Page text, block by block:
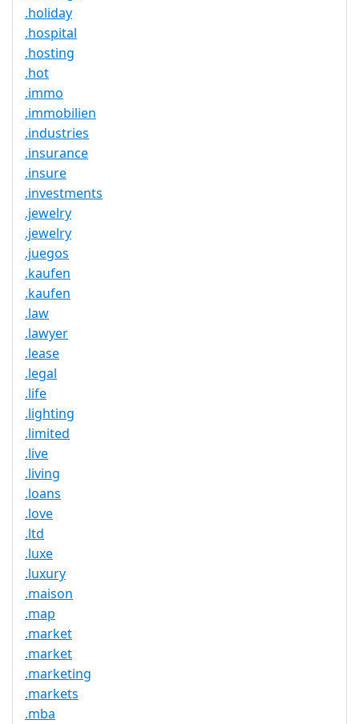
.holiday
.hospital
.hosting
.hot
.immo
.immobilien
.industries
.insurance
.insure
.investments
.jewelry
.jewelry
.juegos
.kaufen
.kaufen
.law
.lawyer
.lease
.legal
.life
.lighting
.limited
.live
.living
.loans
.love
.ltd
.luxe
.luxury
.maison
.map
.market
.market
.marketing
.markets
.mba